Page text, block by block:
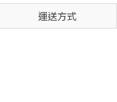
運送方式